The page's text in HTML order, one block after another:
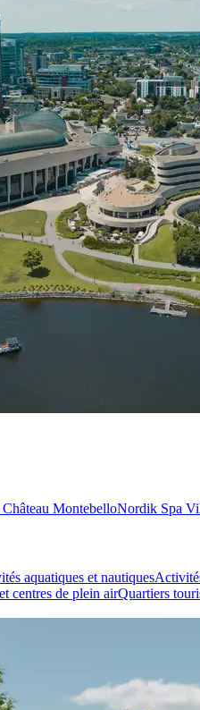
MontebelloNordik Spa
aquatiques et nautiques
centres de plein airQuartiers